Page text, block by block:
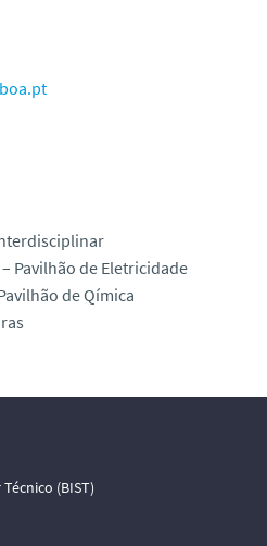
Pavilhão de Eletricidade
de Qímica
(BIST)